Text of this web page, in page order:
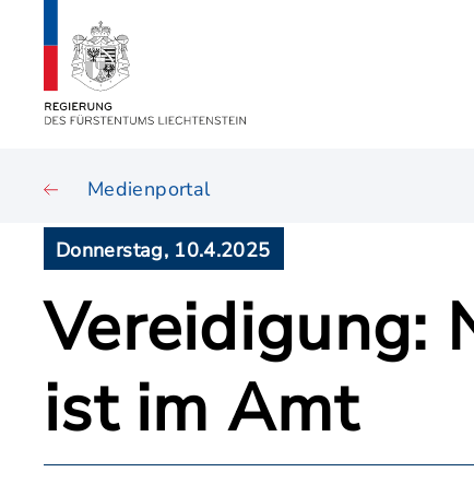
Medienportal
Donnerstag, 10.4.2025
Vereidigung:
ist im Amt